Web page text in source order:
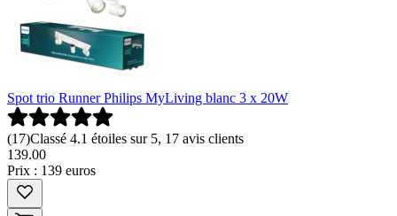
Spot trio Runner Philips MyLiving blanc 3 x 20W
(17)Classé 4.1 étoiles sur 5, 17 avis clients
139.00
Prix : 139 euros